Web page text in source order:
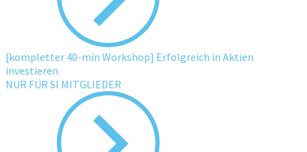
[kompletter 40-min Workshop] Erfolgreich in Aktien
investieren
NUR FÜR SI MITGLIEDER